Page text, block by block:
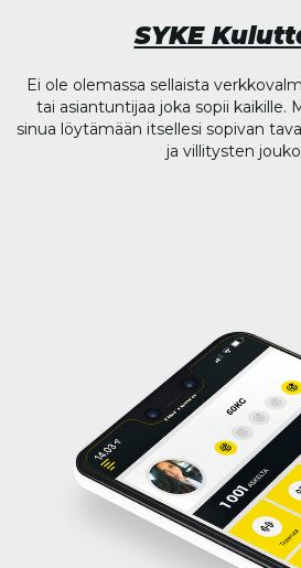
SYKE
Ei ole olemassa sellaista
tai asiantuntijaa joka sopii kaikille.
sinua löytämään itsellesi sopivan
ja villitysten